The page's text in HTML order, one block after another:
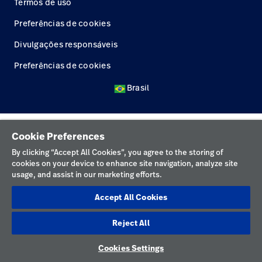
Trabalhe
Conosco
launch
Baxter.com
Portal
Baxter.com
Portal
Termos de uso
Preferências de cookies
Divulgações responsáveis
Preferências de cookies
Brasil
Cookie Preferences
By clicking “Accept All Cookies”, you agree to the storing of
cookies on your device to enhance site navigation, analyze site
usage, and assist in our marketing efforts.
Accept All Cookies
Reject All
Cookies Settings